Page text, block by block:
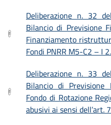
Deliberazione n. 32
Bilancio di Previsione
Finanziamento
Fondi PNRR M5-C2 – I
Deliberazione n. 33
Bilancio di
Fondo di Rotazione
abusivi ai sensi dell’art.